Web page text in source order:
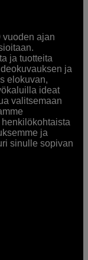
ajan
ja tuotteita
ja
elokuvan,
ideat
valitsemaan
ja
sinulle sopivan